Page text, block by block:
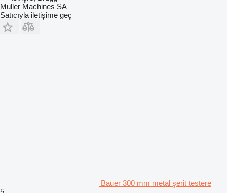
Muller Machines SA
Satıcıyla iletişime geç
Bauer 300 mm metal şerit testere